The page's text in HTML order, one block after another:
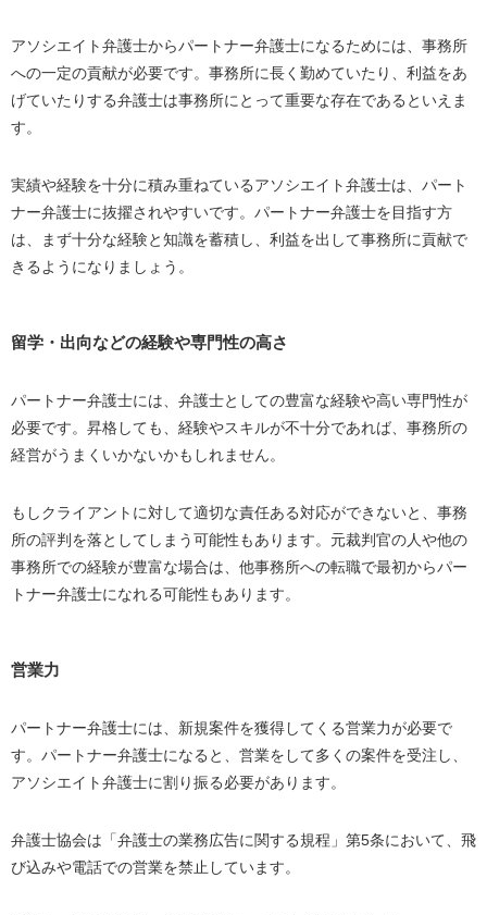
アソシエイト弁護士からパートナー弁護士になるためには、事務所
への一定の貢献が必要です。事務所に長く勤めていたり、利益をあ
げていたりする弁護士は事務所にとって重要な存在であるといえま
す。
実績や経験を十分に積み重ねているアソシエイト弁護士は、パート
ナー弁護士に抜擢されやすいです。パートナー弁護士を目指す方
は、まず十分な経験と知識を蓄積し、利益を出して事務所に貢献で
きるようになりましょう。
留学・出向などの経験や専門性の高さ
パートナー弁護士には、弁護士としての豊富な経験や高い専門性が
必要です。昇格しても、経験やスキルが不十分であれば、事務所の
経営がうまくいかないかもしれません。
もしクライアントに対して適切な責任ある対応ができないと、事務
所の評判を落としてしまう可能性もあります。元裁判官の人や他の
事務所での経験が豊富な場合は、他事務所への転職で最初からパー
トナー弁護士になれる可能性もあります。
営業力
パートナー弁護士には、新規案件を獲得してくる営業力が必要で
す。パートナー弁護士になると、営業をして多くの案件を受注し、
アソシエイト弁護士に割り振る必要があります。
弁護士協会は「弁護士の業務広告に関する規程」第5条において、飛
び込みや電話での営業を禁止しています。